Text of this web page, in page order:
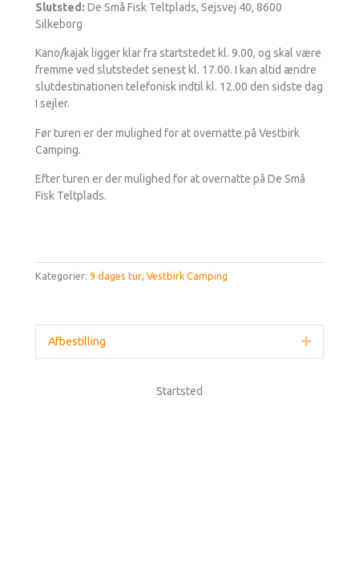
Slutsted: De Små Fisk Teltplads, Sejsvej 40, 8600
Silkeborg
Kano/kajak ligger klar fra startstedet kl. 9.00, og skal være
fremme ved slutstedet senest kl. 17.00. I kan altid ændre
slutdestinationen telefonisk indtil kl. 12.00 den sidste dag
I sejler.
Før turen er der mulighed for at overnatte på Vestbirk
Camping.
Efter turen er der mulighed for at overnatte på De Små
Fisk Teltplads.
Kategorier: 9 dages tur, Vestbirk Camping
Afbestilling Udvid
Startsted